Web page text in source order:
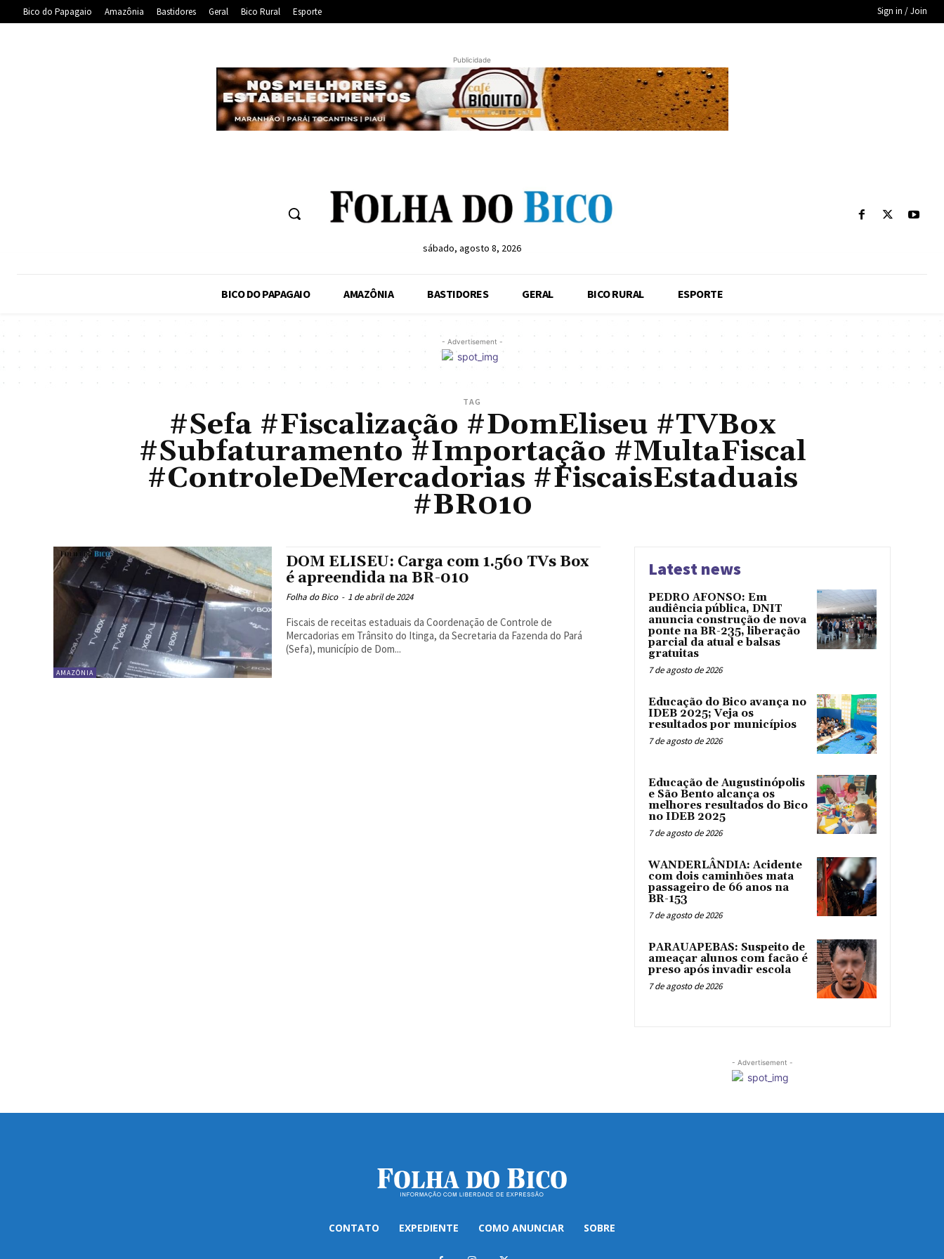
Bico do Papagaio Amazônia Bastidores Geral Bico Rural Esporte Sign in / Join
Publicidade
sábado, agosto 8, 2026
BICO DO PAPAGAIO AMAZÔNIA BASTIDORES GERAL BICO RURAL ESPORTE
- Advertisement -
TAG
#Sefa #Fiscalização #DomEliseu #TVBox
#Subfaturamento #Importação #MultaFiscal
#ControleDeMercadorias #FiscaisEstaduais
#BR010
AMAZÔNIA
DOM ELISEU: Carga com 1.560 TVs Box
é apreendida na BR-010
Folha do Bico - 1 de abril de 2024
Fiscais de receitas estaduais da Coordenação de Controle de
Mercadorias em Trânsito do Itinga, da Secretaria da Fazenda do Pará
(Sefa), município de Dom...
Latest news
PEDRO AFONSO: Em
audiência pública, DNIT
anuncia construção de nova
ponte na BR-235, liberação
parcial da atual e balsas
gratuitas
7 de agosto de 2026
Educação do Bico avança no
IDEB 2025; Veja os
resultados por municípios
7 de agosto de 2026
Educação de Augustinópolis
e São Bento alcança os
melhores resultados do Bico
no IDEB 2025
7 de agosto de 2026
WANDERLÂNDIA: Acidente
com dois caminhões mata
passageiro de 66 anos na
BR-153
7 de agosto de 2026
PARAUAPEBAS: Suspeito de
ameaçar alunos com facão é
preso após invadir escola
7 de agosto de 2026
- Advertisement -
CONTATO EXPEDIENTE COMO ANUNCIAR SOBRE